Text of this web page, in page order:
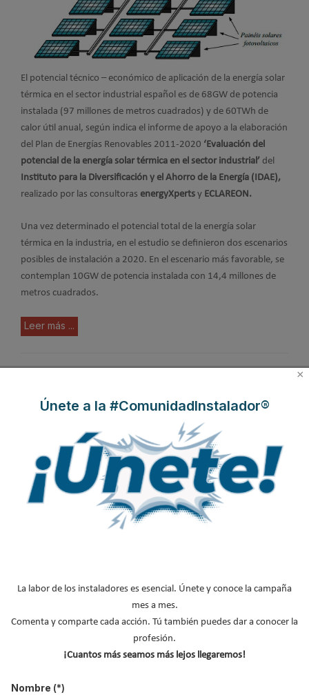
El potencial técnico – económico de aplicación de la energía solar
térmica en el sector industrial español es de 68GW de potencia
instalada (97 millones de metros cuadrados) y de 60TWh de
calor útil anual, según indica el informe de apoyo a la elaboración
del Plan de Energías Renovables 2011-2020 ‘Evaluación del
potencial de la energía solar térmica en el sector industrial’ del
Instituto para la Diversificación y el Ahorro de la Energía (IDAE),
realizado por las consultoras energyXperts y ECLAREON.
Una vez determinado el potencial total de la energía solar
térmica en la industria, en el estudio se definieron dos escenarios
posibles de instalación a 2020. En el escenario más favorable, se
contemplan 10GW de potencia instalada con 14,4 millones de
metros cuadrados.
Leer más ...
Energía Solar Térmica
Hemeroteca Energías Renovables
×
Únete a la #ComunidadInstalador®
La labor de los instaladores es esencial. Únete y conoce la campaña
mes a mes.
Comenta y comparte cada acción. Tú también puedes dar a conocer la
profesión.
¡Cuantos más seamos más lejos llegaremos!
Nombre (*)